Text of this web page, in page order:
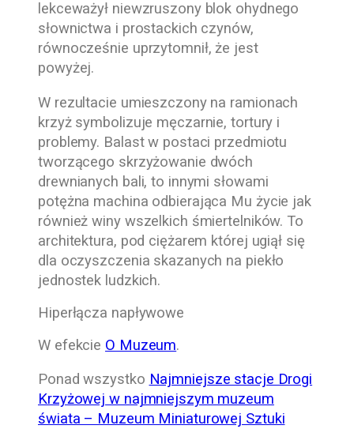
lekceważył niewzruszony blok ohydnego
słownictwa i prostackich czynów,
równocześnie uprzytomnił, że jest
powyżej.
W rezultacie umieszczony na ramionach
krzyż symbolizuje męczarnie, tortury i
problemy. Balast w postaci przedmiotu
tworzącego skrzyżowanie dwóch
drewnianych bali, to innymi słowami
potężna machina odbierająca Mu życie jak
również winy wszelkich śmiertelników. To
architektura, pod ciężarem której ugiął się
dla oczyszczenia skazanych na piekło
jednostek ludzkich.
Hiperłącza napływowe
W efekcie O Muzeum.
Ponad wszystko Najmniejsze stacje Drogi
Krzyżowej w najmniejszym muzeum
świata – Muzeum Miniaturowej Sztuki